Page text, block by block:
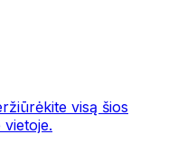
visą šios